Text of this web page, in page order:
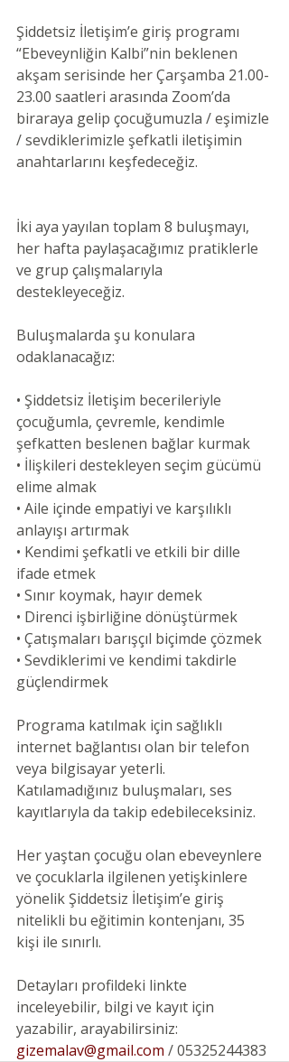
Şiddetsiz İletişim’e giriş programı
“Ebeveynliğin Kalbi”nin beklenen
akşam serisinde her Çarşamba 21.00-
23.00 saatleri arasında Zoom’da
biraraya gelip çocuğumuzla / eşimizle
/ sevdiklerimizle şefkatli iletişimin
anahtarlarını keşfedeceğiz.
İki aya yayılan toplam 8 buluşmayı,
her hafta paylaşacağımız pratiklerle
ve grup çalışmalarıyla
destekleyeceğiz.
Buluşmalarda şu konulara
odaklanacağız:
• Şiddetsiz İletişim becerileriyle
çocuğumla, çevremle, kendimle
şefkatten beslenen bağlar kurmak
• İlişkileri destekleyen seçim gücümü
elime almak
• Aile içinde empatiyi ve karşılıklı
anlayışı artırmak
• Kendimi şefkatli ve etkili bir dille
ifade etmek
• Sınır koymak, hayır demek
• Direnci işbirliğine dönüştürmek
• Çatışmaları barışçıl biçimde çözmek
• Sevdiklerimi ve kendimi takdirle
güçlendirmek
Programa katılmak için sağlıklı
internet bağlantısı olan bir telefon
veya bilgisayar yeterli.
Katılamadığınız buluşmaları, ses
kayıtlarıyla da takip edebileceksiniz.
Her yaştan çocuğu olan ebeveynlere
ve çocuklarla ilgilenen yetişkinlere
yönelik Şiddetsiz İletişim’e giriş
nitelikli bu eğitimin kontenjanı, 35
kişi ile sınırlı.
Detayları profildeki linkte
inceleyebilir, bilgi ve kayıt için
yazabilir, arayabilirsiniz:
gizemalav@gmail.com / 05325244383